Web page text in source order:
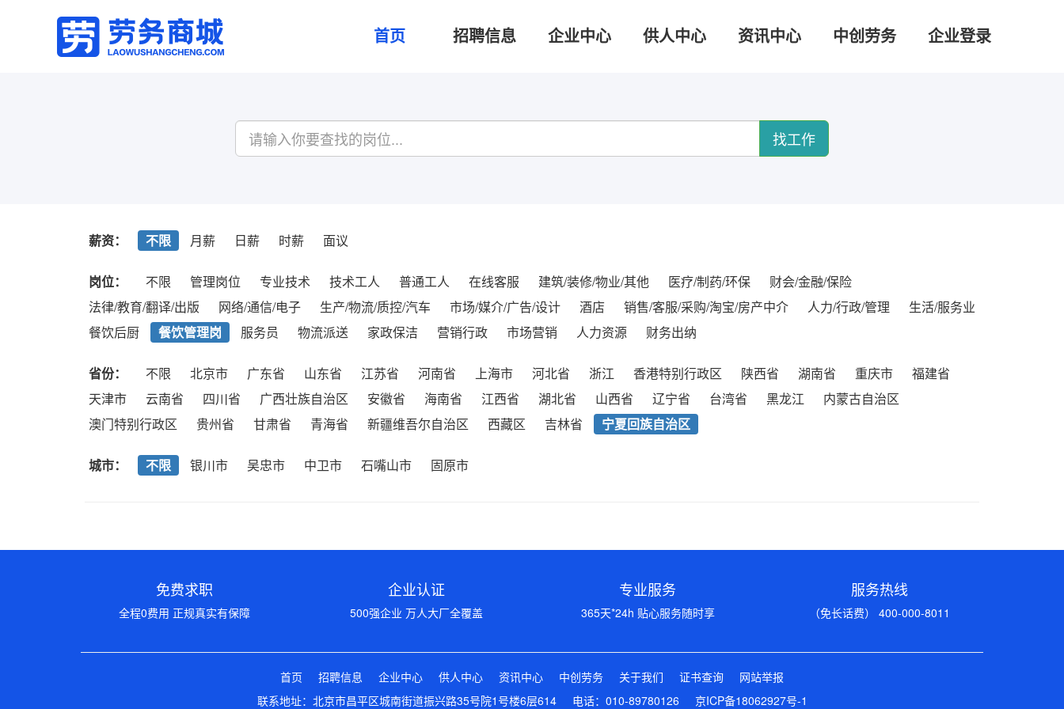
首页 招聘信息 企业中心 供人中心 资讯中心 中创劳务 企业登录
找工作
薪资： 不限 月薪 日薪 时薪 面议
岗位： 不限 管理岗位 专业技术 技术工人 普通工人 在线客服 建筑/装修/物业/其他 医疗/制药/环保
财会/金融/保险
法律/教育/翻译/出版
网络/通信/电子 生产/物流/质控/汽车 市场/媒介/广告/设计 酒店 销售/客服/采购/淘宝/房产中介 人力/行政/管理
生活/服务业
餐饮后厨
餐饮管理岗 服务员 物流派送 家政保洁 营销行政 市场营销 人力资源 财务出纳
省份： 不限 北京市 广东省 山东省 江苏省 河南省 上海市 河北省 浙江 香港特别行政区 陕西省 湖南省 重庆市
福建省
天津市
云南省 四川省 广西壮族自治区 安徽省 海南省 江西省 湖北省 山西省 辽宁省 台湾省 黑龙江
内蒙古自治区
澳门特别行政区
贵州省 甘肃省 青海省 新疆维吾尔自治区 西藏区 吉林省 宁夏回族自治区
城市： 不限 银川市 吴忠市 中卫市 石嘴山市 固原市
免费求职
全程0费用 正规真实有保障
企业认证
500强企业 万人大厂全覆盖
专业服务
365天*24h 贴心服务随时享
服务热线
（免长话费） 400-000-8011
首页 招聘信息 企业中心 供人中心 资讯中心 中创劳务 关于我们 证书查询
网站举报
联系地址：北京市昌平区城南街道振兴路35号院1号楼6层614 电话：010-89780126 京ICP备18062927号-1